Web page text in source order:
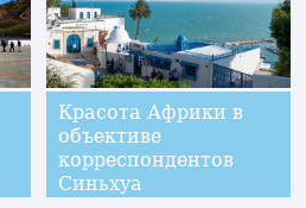
Красота Африки в
объективе
корреспондентов
Синьхуа